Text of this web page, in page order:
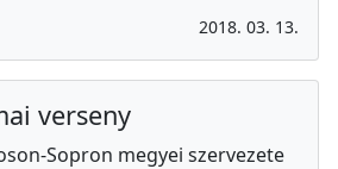
2018. 03. 13.
verseny
Sopron megyei szervezete